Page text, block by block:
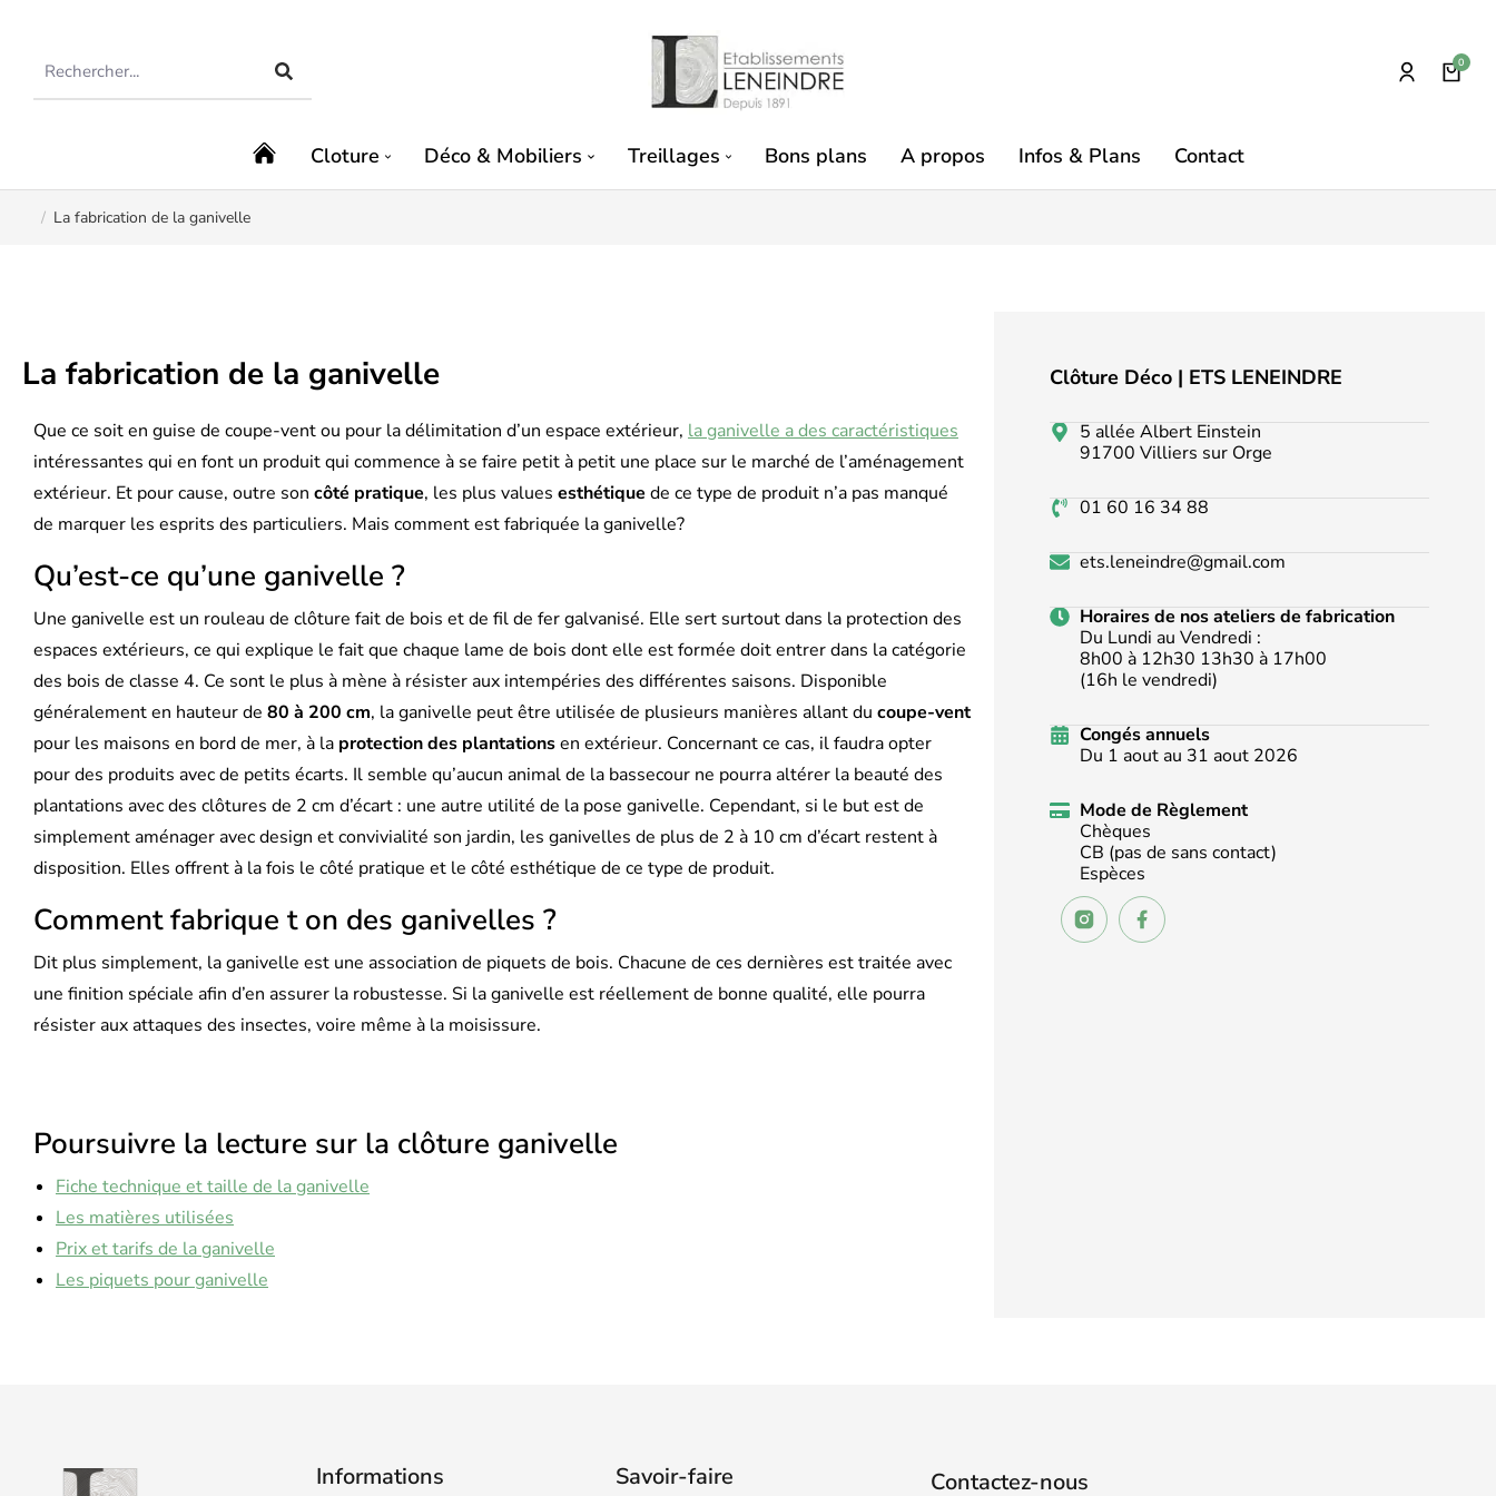
Cloture Déco & Mobiliers Treillages Bons plans A propos Infos & Plans Contact
Vous êtes ici :
La fabrication de la ganivelle
La fabrication de la ganivelle
Que ce soit en guise de coupe-vent ou pour la délimitation d’un espace extérieur, la ganivelle a des caractéristiques
intéressantes qui en font un produit qui commence à se faire petit à petit une place sur le marché de l’aménagement
extérieur. Et pour cause, outre son côté pratique, les plus values esthétique de ce type de produit n’a pas manqué
de marquer les esprits des particuliers. Mais comment est fabriquée la ganivelle?
Qu’est-ce qu’une ganivelle ?
Une ganivelle est un rouleau de clôture fait de bois et de fil de fer galvanisé. Elle sert surtout dans la protection des
espaces extérieurs, ce qui explique le fait que chaque lame de bois dont elle est formée doit entrer dans la catégorie
des bois de classe 4. Ce sont le plus à mène à résister aux intempéries des différentes saisons. Disponible
généralement en hauteur de 80 à 200 cm, la ganivelle peut être utilisée de plusieurs manières allant du coupe-vent
pour les maisons en bord de mer, à la protection des plantationsen extérieur. Concernant ce cas, il faudra opter
pour des produits avec de petits écarts. Il semble qu’aucun animal de la bassecour ne pourra altérer la beauté des
plantations avec des clôtures de 2 cm d’écart : une autre utilité de la pose ganivelle. Cependant, si le but est de
simplement aménager avec design et convivialité son jardin, les ganivelles de plus de 2 à 10 cm d’écart restent à
disposition. Elles offrent à la fois le côté pratique et le côté esthétique de ce type de produit.
Comment fabrique t on des ganivelles ?
Dit plus simplement, la ganivelle est une association de piquets de bois. Chacune de ces dernières est traitée avec
une finition spéciale afin d’en assurer la robustesse. Si la ganivelle est réellement de bonne qualité, elle pourra
résister aux attaques des insectes, voire même à la moisissure.
Poursuivre la lecture sur la clôture ganivelle
Fiche technique et taille de la ganivelle
Les matières utilisées
Prix et tarifs de la ganivelle
Les piquets pour ganivelle
Clôture Déco | ETS LENEINDRE
5 allée Albert Einstein
91700 Villiers sur Orge
01 60 16 34 88
ets.leneindre@gmail.com
Horaires de nos ateliers de fabrication
Du Lundi au Vendredi :
8h00 à 12h30 13h30 à 17h00
(16h le vendredi)
Congés annuels
Du 1 aout au 31 aout 2026
Mode de Règlement
Chèques
CB (pas de sans contact)
Espèces
Informations Savoir-faire Contactez-nous